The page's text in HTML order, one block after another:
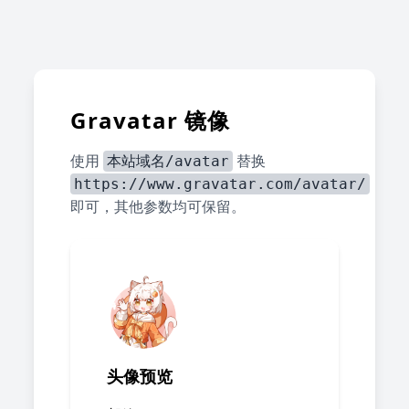
Gravatar 镜像
使用 本站域名/avatar 替换
https://www.gravatar.com/avatar/
即可，其他参数均可保留。
头像预览